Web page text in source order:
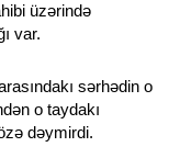
üzərində
var.
sərhədin o
o taydakı
dəymirdi.